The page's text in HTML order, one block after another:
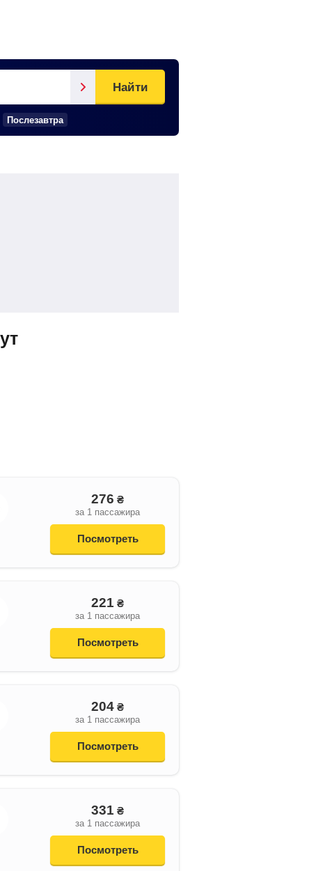
Послезавтра
Найти
276 ₴
за 1 пассажира
Посмотреть
221 ₴
за 1 пассажира
Посмотреть
204 ₴
за 1 пассажира
Посмотреть
331 ₴
за 1 пассажира
Посмотреть